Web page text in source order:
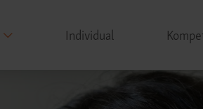
Individual